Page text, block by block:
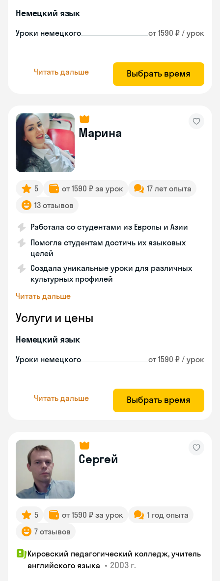
Немецкий язык
Уроки немецкого от 1590 ₽ / урок
Читать дальше Выбрать время
Марина
5 от 1590 ₽ за урок
17 лет опыта
13 отзывов
Работала со студентами из Европы и Азии
Помогла студентам достичь их языковых
целей
Создала уникальные уроки для различных
культурных профилей
Читать дальше
Услуги и цены
Немецкий язык
Уроки немецкого от 1590 ₽ / урок
Читать дальше Выбрать время
Сергей
5 от 1590 ₽ за урок
1 год опыта
7 отзывов
Кировский педагогический колледж, учитель
английского языка • 2003 г.